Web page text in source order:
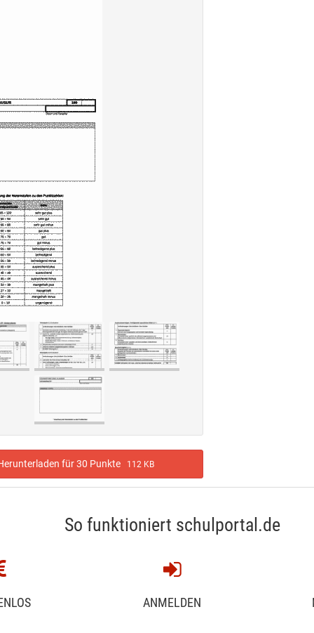
für 30 Punkte 112 KB
So funktioniert schulportal.de
ANMELDEN